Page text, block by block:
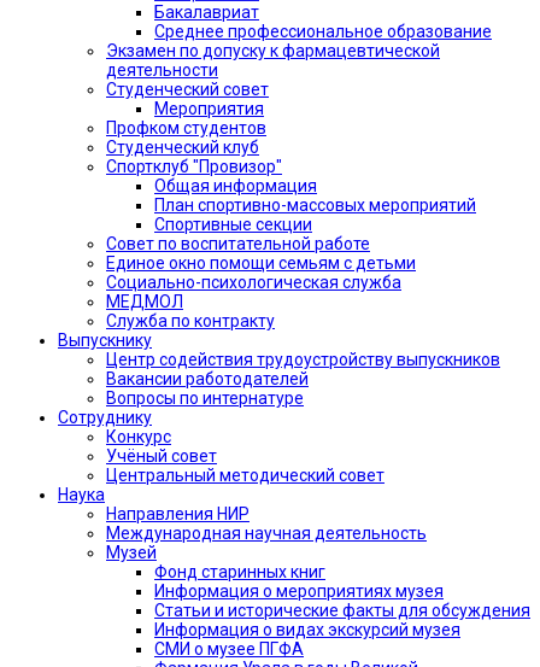
Бакалавриат
Среднее профессиональное образование
Экзамен по допуску к фармацевтической
деятельности
Студенческий совет
Мероприятия
Профком студентов
Студенческий клуб
Спортклуб "Провизор"
Общая информация
План спортивно-массовых мероприятий
Спортивные секции
Совет по воспитательной работе
Единое окно помощи семьям с детьми
Социально-психологическая служба
МЕДМОЛ
Служба по контракту
Выпускнику
Центр содействия трудоустройству выпускников
Вакансии работодателей
Вопросы по интернатуре
Сотруднику
Конкурс
Учёный совет
Центральный методический совет
Наука
Направления НИР
Международная научная деятельность
Музей
Фонд старинных книг
Информация о мероприятиях музея
Статьи и исторические факты для обсуждения
Информация о видах экскурсий музея
СМИ о музее ПГФА